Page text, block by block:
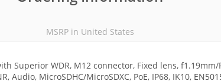
MSRP in United States
Superior WDR, M12 connector, Fixed lens, f1.19mm/
Audio, MicroSDHC/MicroSDXC, PoE, IP68, IK10,